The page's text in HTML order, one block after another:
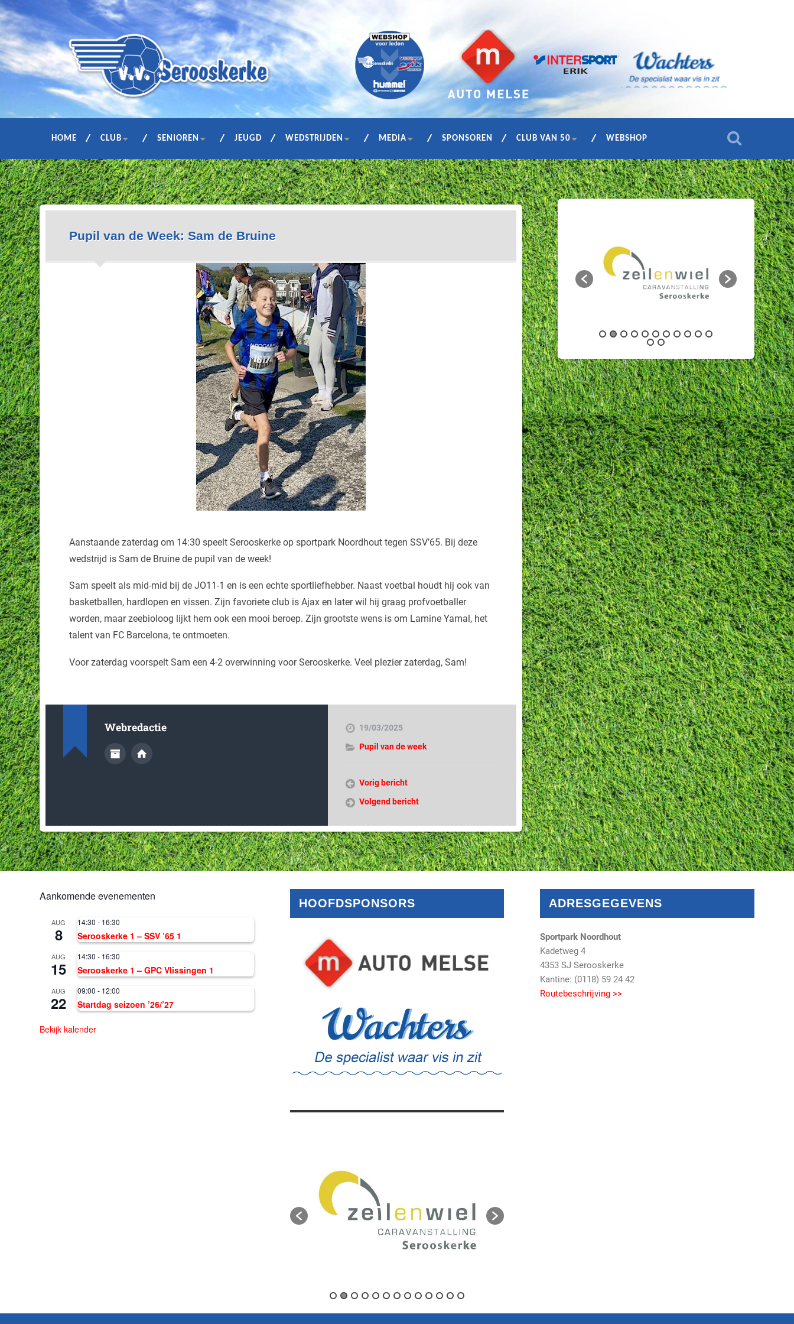
HOME CLUB SENIOREN JEUGD WEDSTRIJDEN MEDIA SPONSOREN CLUB VAN 50 WEBSHOP
Pupil van de Week: Sam de Bruine
Aanstaande zaterdag om 14:30 speelt Serooskerke op sportpark Noordhout tegen SSV’65. Bij deze
wedstrijd is Sam de Bruine de pupil van de week!
Sam speelt als mid-mid bij de JO11-1 en is een echte sportliefhebber. Naast voetbal houdt hij ook van
basketballen, hardlopen en vissen. Zijn favoriete club is Ajax en later wil hij graag profvoetballer
worden, maar zeebioloog lijkt hem ook een mooi beroep. Zijn grootste wens is om Lamine Yamal, het
talent van FC Barcelona, te ontmoeten.
Voor zaterdag voorspelt Sam een 4-2 overwinning voor Serooskerke. Veel plezier zaterdag, Sam!
Webredactie
19/03/2025
Pupil van de week
Vorig bericht
Volgend bericht
Aankomende evenementen
AUG
8
14:30 - 16:30
Serooskerke 1 – SSV ’65 1
AUG
15
14:30 - 16:30
Serooskerke 1 – GPC Vlissingen 1
AUG
22
09:00 - 12:00
Startdag seizoen ’26/’27
Bekijk kalender
HOOFDSPONSORS ADRESGEGEVENS
Sportpark Noordhout
Kadetweg 4
4353 SJ Serooskerke
Kantine: (0118) 59 24 42
Routebeschrijving >>